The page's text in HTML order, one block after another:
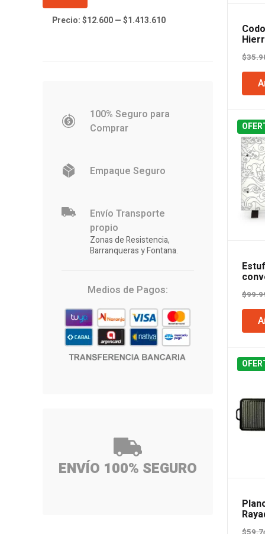
mínimo
máximo
Precio:$12.600—$1.413.610
100% Seguro para
Comprar
Empaque Seguro
Envío Transporte
propio
Zonas de Resistencia,
Barranqueras y Fontana.
Medios de Pagos:
ENVÍO 100% SEGURO
$
Wind
$